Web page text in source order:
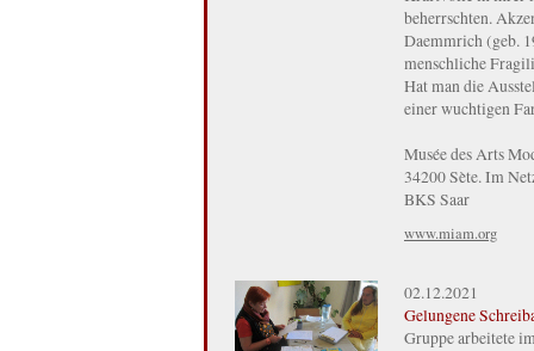
beherrschten.
Daemmrich (geb.
menschliche
Hat man die
einer wuchtigen
Musée des Arts
34200 Sète. Im
BKS Saar
www.miam.org
02.12.2021
Gelungene
Gruppe arbeitete